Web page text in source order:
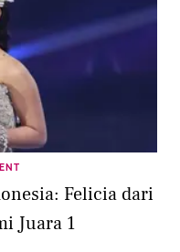
Felicia dari
Juara 1